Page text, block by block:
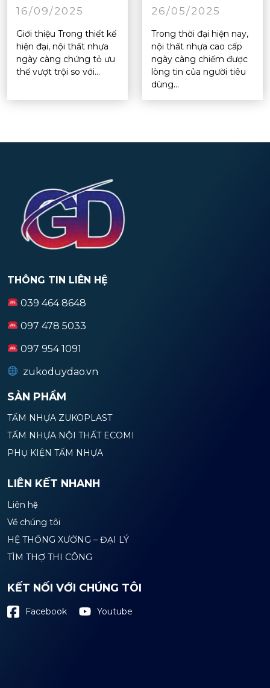
16/09/2025
Giới thiệu Trong thiết kế
hiện đại, nội thất nhựa
ngày càng chứng tỏ ưu
thế vượt trội so với...
26/05/2025
Trong thời đại hiện nay,
nội thất nhựa cao cấp
ngày càng chiếm được
lòng tin của người tiêu
dùng...
THÔNG TIN LIÊN HỆ
039 464 8648
097 478 5033
097 954 1091
zukoduydao.vn
SẢN PHẨM
TẤM NHỰA ZUKOPLAST
TẤM NHỰA NỘI THẤT ECOMI
PHỤ KIỆN TẤM NHỰA
LIÊN KẾT NHANH
Liên hệ
Về chúng tôi
HỆ THỐNG XƯỞNG – ĐẠI LÝ
TÌM THỢ THI CÔNG
KẾT NỐI VỚI CHÚNG TÔI
Facebook Youtube